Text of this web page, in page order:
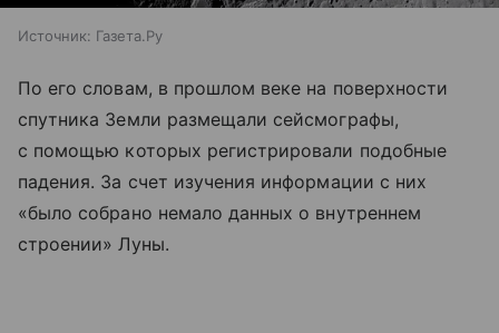
Источник: Газета.Ру
По его словам, в прошлом веке на поверхности
спутника Земли размещали сейсмографы,
с помощью которых регистрировали подобные
падения. За счет изучения информации с них
«было собрано немало данных о внутреннем
строении» Луны.